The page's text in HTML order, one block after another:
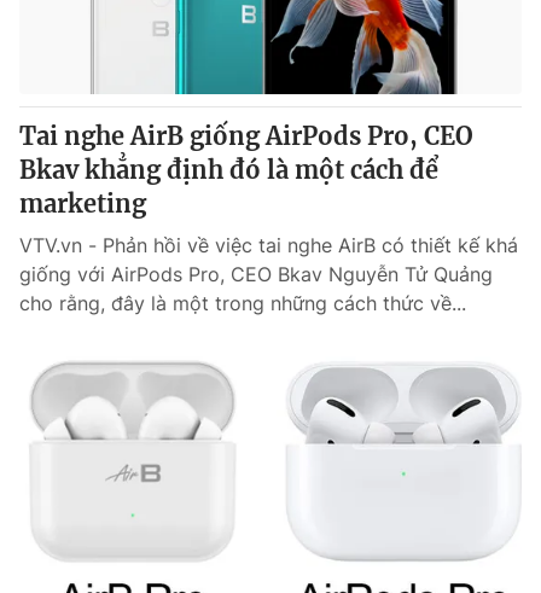
Tai nghe AirB giống AirPods Pro, CEO
Bkav khẳng định đó là một cách để
marketing
VTV.vn - Phản hồi về việc tai nghe AirB có thiết kế khá
giống với AirPods Pro, CEO Bkav Nguyễn Tử Quảng
cho rằng, đây là một trong những cách thức về...